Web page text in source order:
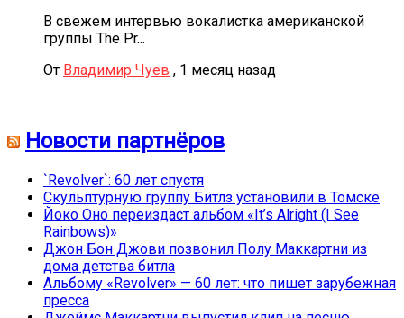
В свежем интервью вокалистка американской
группы The Pr...
От Владимир Чуев , 1 месяц назад
Новости партнёров
`Revolver`: 60 лет спустя
Скульптурную группу Битлз установили в Томске
Йоко Оно переиздаст альбом «It’s Alright (I See
Rainbows)»
Джон Бон Джови позвонил Полу Маккартни из
дома детства битла
Альбому «Revolver» — 60 лет: что пишет зарубежная
пресса